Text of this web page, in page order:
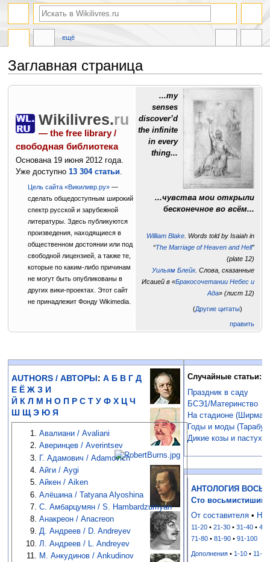
Заглавная страница
Перейти
навигации
Перейти
поиску
Wikilivres.ru
— the free library /
свободная библиотека
Основана 19 июня 2012 года.
Уже доступно 13 304 статьи.
Цель сайта «Викиливр.ру» —
сделать общедоступным широкий
спектр русской и зарубежной
литературы. Здесь публикуются
произведения, находящиеся в
общественном достоянии или под
свободной лицензией, а также те,
которые по каким-либо причинам
не могут быть опубликованы в
других вики-проектах. Этот сайт
не принадлежит Фонду Wikimedia.
...my
senses
discover’d
the infinite
in every
thing...
...чувства мои открыли
бесконечное во всём...
William Blake. Words told by Isaiah in
“The Marriage of Heaven and Hell”
(plate 12)
Уильям Блейк. Слова, сказанные
Исаией в «Бракосочетании Небес и
Ада» (лист 12)
(Другие цитаты)
править
AUTHORS / АВТОРЫ : А Б В Г Д
Е Ё Ж З И
Й К Л М Н О П Р С Т У Ф Х Ц Ч
Ш Щ Э Ю Я
Авалиани / Avaliani
Аверинцев / Averintsev
Г. Адамович / Adamovich
Айги / Aygi
Айкен / Aiken
Алёшина / Tatyana Alyoshina
С. Амбарцумян / S. Hambardzumyan
Анакреон / Anacreon
Д. Андреев / D. Andreyev
Л. Андреев / L. Andreyev
М. Анкудинов / Ankudinov
Случайные статьи:
Праздник в саду
БСЭ1/Материнство
На стадионе (Ширман)
Годы и моды
Дикие козы и пастух
АНТОЛОГИЯ
Сто восьмистиший
От составителя•
11-20• 21-30• 31-40• 41-
71-80• 81-90• 91-100
Дополнения• 1-10• 11-20
ещё